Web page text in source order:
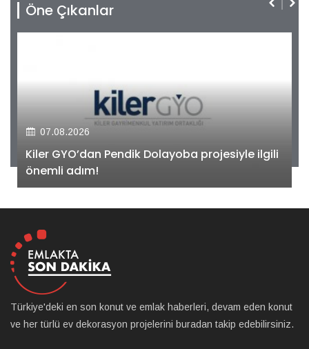
Öne Çıkanlar
07.08.2026
Kiler GYO’dan Pendik Dolayoba projesiyle ilgili
önemli adım!
Türkiye'deki en son konut ve emlak haberleri, devam eden konut
ve her türlü ev dekorasyon projelerini buradan takip edebilirsiniz.